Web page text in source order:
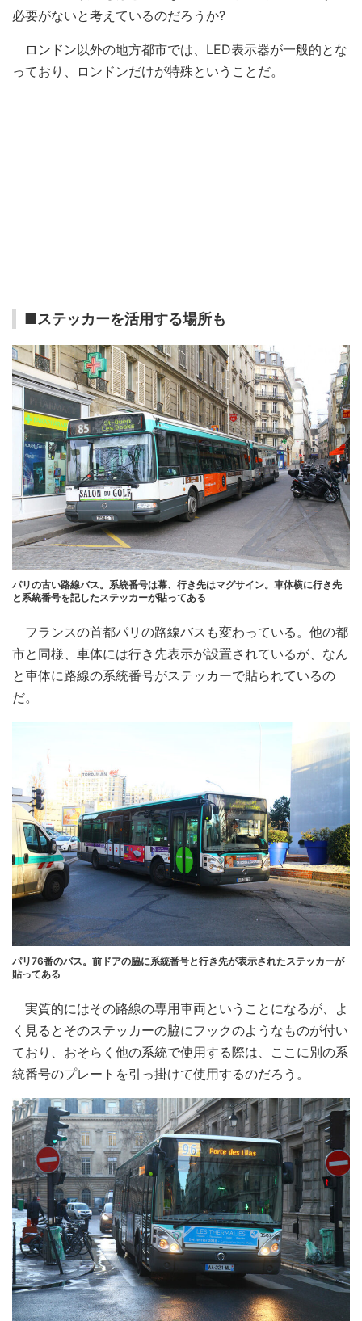
必要がないと考えているのだろうか?
ロンドン以外の地方都市では、LED表示器が一般的とな
っており、ロンドンだけが特殊ということだ。
■ステッカーを活用する場所も
パリの古い路線バス。系統番号は幕、行き先はマグサイン。車体横に行き先
と系統番号を記したステッカーが貼ってある
フランスの首都パリの路線バスも変わっている。他の都
市と同様、車体には行き先表示が設置されているが、なん
と車体に路線の系統番号がステッカーで貼られているの
だ。
パリ76番のバス。前ドアの脇に系統番号と行き先が表示されたステッカーが
貼ってある
実質的にはその路線の専用車両ということになるが、よ
く見るとそのステッカーの脇にフックのようなものが付い
ており、おそらく他の系統で使用する際は、ここに別の系
統番号のプレートを引っ掛けて使用するのだろう。